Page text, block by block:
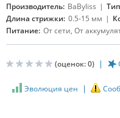
Производитель: BaByliss
Длина стрижки: 0.5-15 мм
Питание: От сети, От
(оценок:0)
Эволюция цен